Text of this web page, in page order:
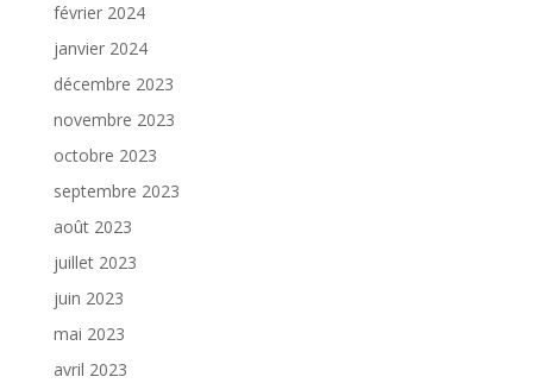
février 2024
janvier 2024
décembre 2023
novembre 2023
octobre 2023
septembre 2023
août 2023
juillet 2023
juin 2023
mai 2023
avril 2023